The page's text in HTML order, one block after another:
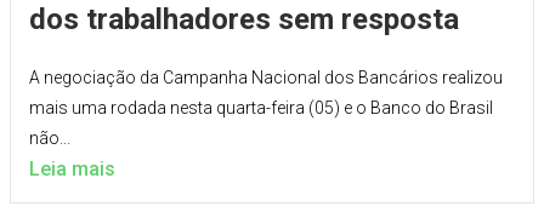
dos trabalhadores sem resposta
A negociação da Campanha Nacional dos Bancários realizou
mais uma rodada nesta quarta-feira (05) e o Banco do Brasil
não...
Leia mais